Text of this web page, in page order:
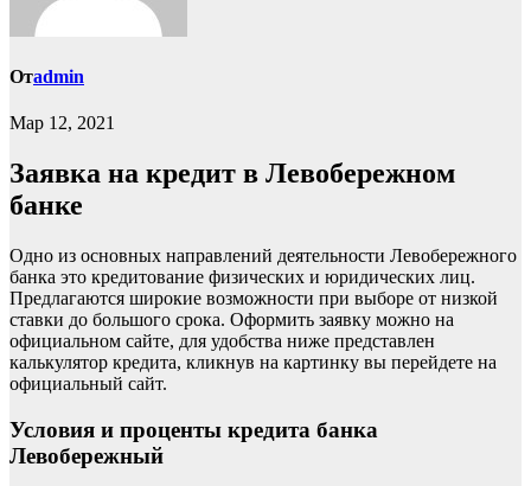
Отadmin
Мар 12, 2021
Заявка на кредит в Левобережном
банке
Одно из основных направлений деятельности Левобережного
банка это кредитование физических и юридических лиц.
Предлагаются широкие возможности при выборе от низкой
ставки до большого срока. Оформить заявку можно на
официальном сайте, для удобства ниже представлен
калькулятор кредита, кликнув на картинку вы перейдете на
официальный сайт.
Условия и проценты кредита банка
Левобережный